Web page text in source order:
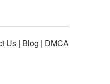
Us | Blog | DMCA